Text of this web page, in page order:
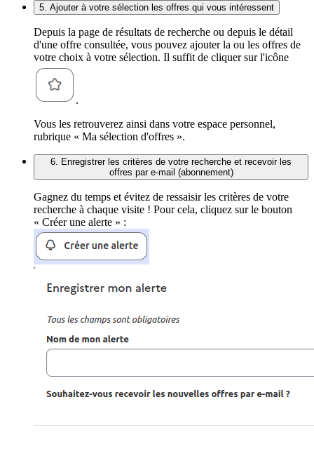
5. Ajouter à votre sélection les offres qui vous intéressent
Depuis la page de résultats de recherche ou depuis le détail
d'une offre consultée, vous pouvez ajouter la ou les offres de
votre choix à votre sélection. Il suffit de cliquer sur l'icône
.
Vous les retrouverez ainsi dans votre espace personnel,
rubrique « Ma sélection d'offres ».
6. Enregistrer les critères de votre recherche et recevoir les
offres par e-mail (abonnement)
Gagnez du temps et évitez de ressaisir les critères de votre
recherche à chaque visite ! Pour cela, cliquez sur le bouton
« Créer une alerte » :